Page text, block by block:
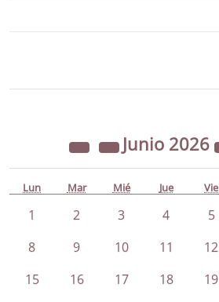
Junio 2026
Lun Mar Mié Jue Vie
1 2 3 4 5
8
9 10 11 12
15
16 17 18 19